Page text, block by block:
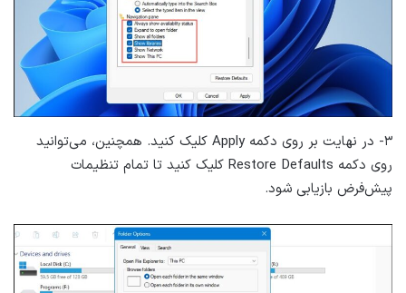
۳- در نهایت بر روی دکمه Apply کلیک کنید. همچنین، می‌توانید
روی دکمه Restore Defaults کلیک کنید تا تمام تنظیمات
پیش‌فرض بازیابی شود.